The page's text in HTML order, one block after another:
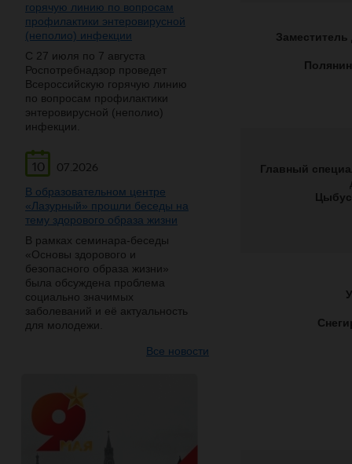
горячую линию по вопросам
профилактики энтеровирусной
(неполио) инфекции
С 27 июля по 7 августа
Роспотребнадзор проведет
Всероссийскую горячую линию
по вопросам профилактики
энтеровирусной (неполио)
инфекции.
10
07.2026
В образовательном центре
«Лазурный» прошли беседы на
тему здорового образа жизни
В рамках семинара-беседы
«Основы здорового и
безопасного образа жизни»
была обсуждена проблема
социально значимых
заболеваний и её актуальность
для молодежи.
Все новости
Заместитель
Главный